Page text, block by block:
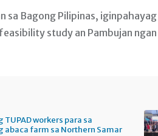
sa Bagong Pilipinas,
study an Pambujan
TUPAD workers para sa
abaca farm sa Northern Samar